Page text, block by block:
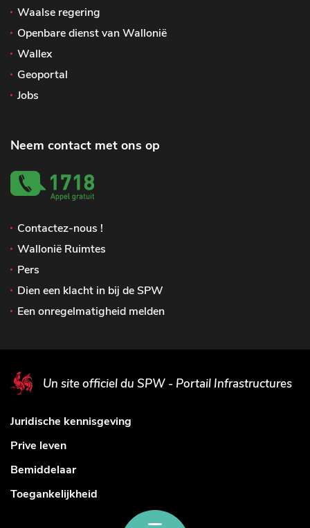
Waalse regering
Openbare dienst van Wallonië
Wallex
Geoportal
Jobs
Neem contact met ons op
Contactez-nous !
Wallonië Ruimtes
Pers
Dien een klacht in bij de SPW
Een onregelmatigheid melden
Un site officiel du SPW - Portail Infrastructures
Juridische kennisgeving
Prive leven
Bemiddelaar
Toegankelijkheid